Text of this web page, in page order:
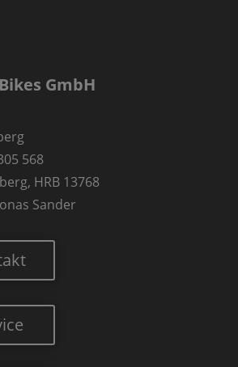
GmbH
568
HRB 13768
Sander